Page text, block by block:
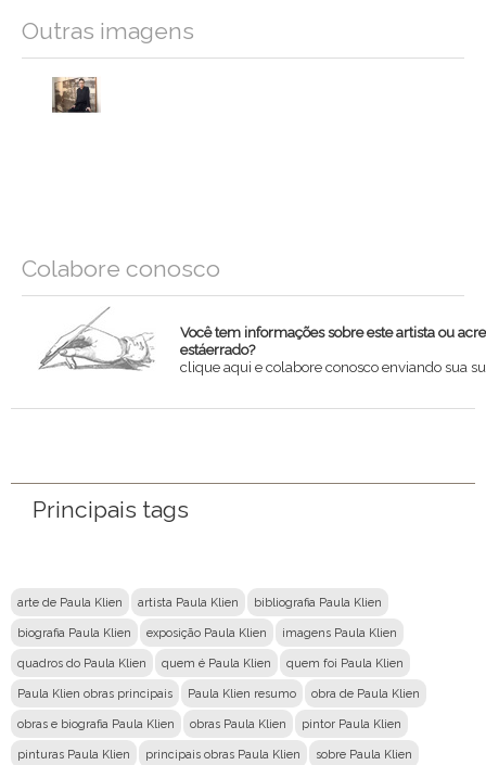
Outras imagens
Colabore conosco
Você tem informações sobre este artista ou
estáerrado?
clique aqui e colabore conosco enviando sua
Principais tags
arte de Paula Klien artista Paula Klien bibliografia Paula Klien
biografia Paula Klien exposição Paula Klien imagens Paula Klien
quadros do Paula Klien quem é Paula Klien quem foi Paula Klien
Paula Klien obras principais Paula Klien resumo obra de Paula Klien
obras e biografia Paula Klien obras Paula Klien pintor Paula Klien
pinturas Paula Klien principais obras Paula Klien sobre Paula Klien